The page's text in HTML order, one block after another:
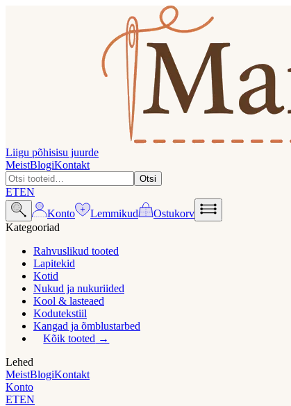
Liigu põhisisu juurde
MeistBlogiKontakt
Otsi
ETEN
Konto
Lemmikud
Ostukorv
Kategooriad
Rahvuslikud tooted
Lapitekid
Kotid
Nukud ja nukuriided
Kool & lasteaed
Kodutekstiil
Kangad ja õmblustarbed
Kõik tooted
Lehed
MeistBlogiKontakt
Konto
ETEN